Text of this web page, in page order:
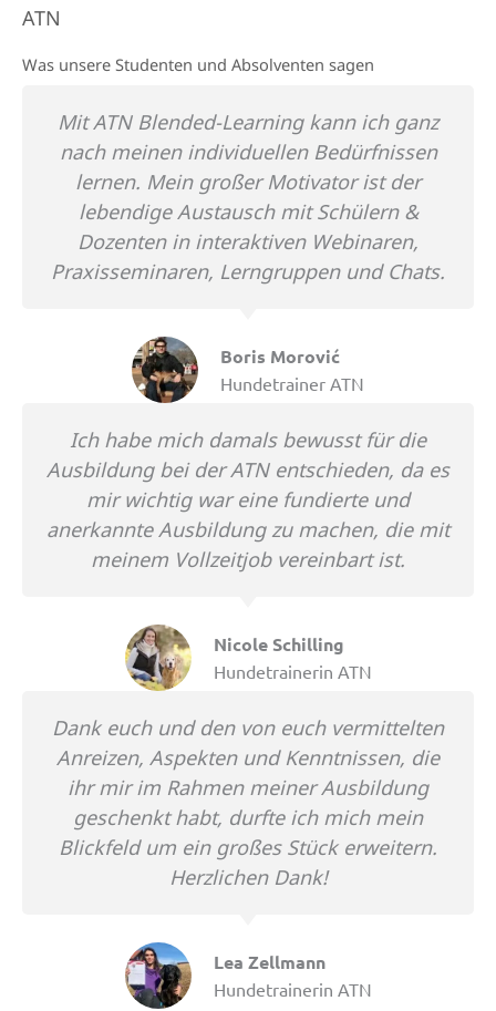
ATN
Was unsere Studenten und Absolventen sagen
Mit ATN Blended-Learning kann ich ganz
nach meinen individuellen Bedürfnissen
lernen. Mein großer Motivator ist der
lebendige Austausch mit Schülern &
Dozenten in interaktiven Webinaren,
Praxisseminaren, Lerngruppen und Chats.
Boris Morović
Hundetrainer ATN
Ich habe mich damals bewusst für die
Ausbildung bei der ATN entschieden, da es
mir wichtig war eine fundierte und
anerkannte Ausbildung zu machen, die mit
meinem Vollzeitjob vereinbart ist.
Nicole Schilling
Hundetrainerin ATN
Dank euch und den von euch vermittelten
Anreizen, Aspekten und Kenntnissen, die
ihr mir im Rahmen meiner Ausbildung
geschenkt habt, durfte ich mich mein
Blickfeld um ein großes Stück erweitern.
Herzlichen Dank!
Lea Zellmann
Hundetrainerin ATN